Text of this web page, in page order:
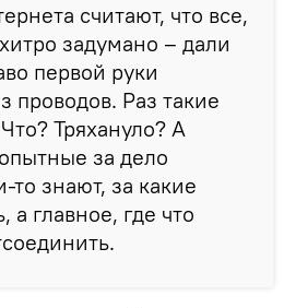
считают, что все,
задумано – дали
первой руки
проводов. Раз такие
Тряхануло? А
за дело
то знают, за какие
а главное, где что